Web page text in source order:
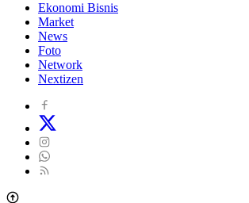
Ekonomi Bisnis
Market
News
Foto
Network
Nextizen